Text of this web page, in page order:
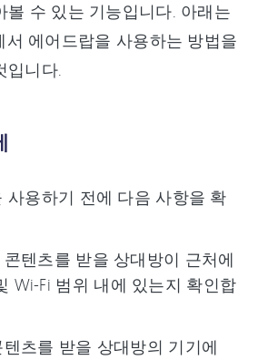
볼 수 있는 기능입니다. 아래는
서 에어드랍을 사용하는 방법을
입니다.
사용하기 전에 다음 사항을 확
텐츠를 받을 상대방이 근처에
Wi-Fi 범위 내에 있는지 확인합
츠를 받을 상대방의 기기에